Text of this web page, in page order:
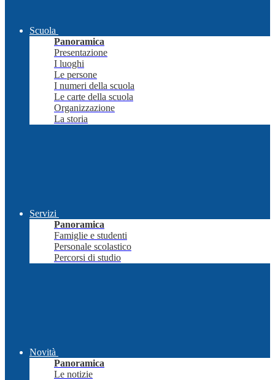
Scuola
Panoramica
Presentazione
I luoghi
Le persone
I numeri della scuola
Le carte della scuola
Organizzazione
La storia
Servizi
Panoramica
Famiglie e studenti
Personale scolastico
Percorsi di studio
Novità
Panoramica
Le notizie